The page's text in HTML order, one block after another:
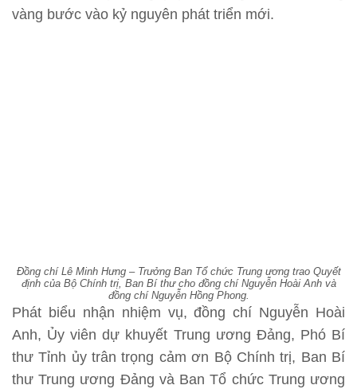
vàng bước vào kỷ nguyên phát triển mới.
Đồng chí Lê Minh Hưng – Trưởng Ban Tổ chức Trung ương trao Quyết
định của Bộ Chính trị, Ban Bí thư cho đồng chí Nguyễn Hoài Anh và
đồng chí Nguyễn Hồng Phong.
Phát biểu nhận nhiệm vụ, đồng chí Nguyễn Hoài
Anh, Ủy viên dự khuyết Trung ương Đảng, Phó Bí
thư Tỉnh ủy trân trọng cảm ơn Bộ Chính trị, Ban Bí
thư Trung ương Đảng và Ban Tổ chức Trung ương